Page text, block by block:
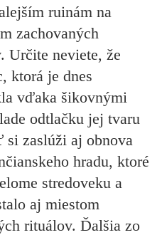
ruinám na
zachovaných
Určite neviete, že
ktorá je dnes
vďaka šikovnými
odtlačku jej tvaru
si zaslúži aj obnova
hradu, ktoré
stredoveku a
aj miestom
rituálov. Ďalšia zo